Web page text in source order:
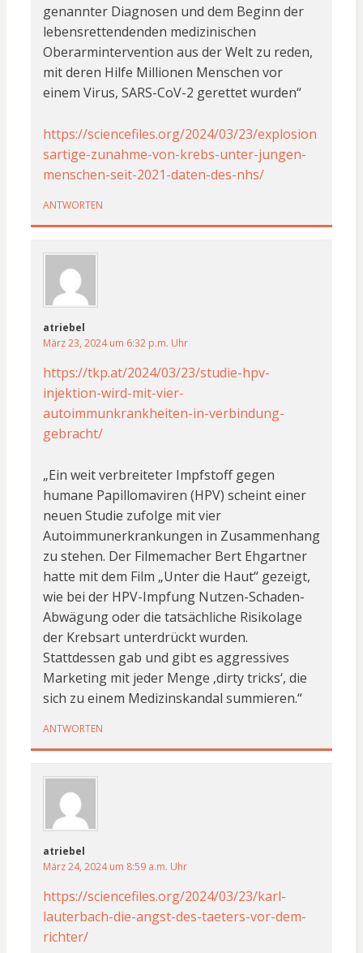
genannter Diagnosen und dem Beginn der
lebensrettendenden medizinischen
Oberarmintervention aus der Welt zu reden,
mit deren Hilfe Millionen Menschen vor
einem Virus, SARS-CoV-2 gerettet wurden“
https://sciencefiles.org/2024/03/23/explosion
sartige-zunahme-von-krebs-unter-jungen-
menschen-seit-2021-daten-des-nhs/
ANTWORTEN
atriebel
März 23, 2024 um 6:32 p.m. Uhr
https://tkp.at/2024/03/23/studie-hpv-
injektion-wird-mit-vier-
autoimmunkrankheiten-in-verbindung-
gebracht/
„Ein weit verbreiteter Impfstoff gegen
humane Papillomaviren (HPV) scheint einer
neuen Studie zufolge mit vier
Autoimmunerkrankungen in Zusammenhang
zu stehen. Der Filmemacher Bert Ehgartner
hatte mit dem Film „Unter die Haut“ gezeigt,
wie bei der HPV-Impfung Nutzen-Schaden-
Abwägung oder die tatsächliche Risikolage
der Krebsart unterdrückt wurden.
Stattdessen gab und gibt es aggressives
Marketing mit jeder Menge ‚dirty tricks‘, die
sich zu einem Medizinskandal summieren.“
ANTWORTEN
atriebel
März 24, 2024 um 8:59 a.m. Uhr
https://sciencefiles.org/2024/03/23/karl-
lauterbach-die-angst-des-taeters-vor-dem-
richter/